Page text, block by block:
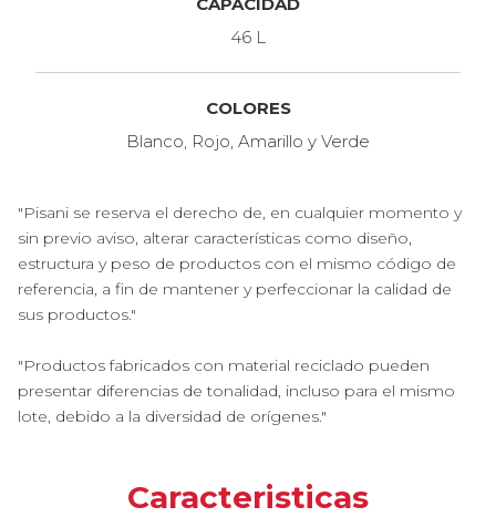
46 L
COLORES
Blanco, Rojo, Amarillo y Verde
"Pisani se reserva el derecho de, en cualquier momento y
sin previo aviso, alterar características como diseño,
estructura y peso de productos con el mismo código de
referencia, a fin de mantener y perfeccionar la calidad de
sus productos."
"Productos fabricados con material reciclado pueden
presentar diferencias de tonalidad, incluso para el mismo
lote, debido a la diversidad de orígenes."
Caracteristicas